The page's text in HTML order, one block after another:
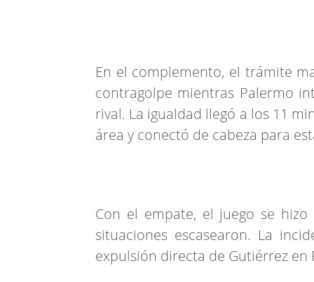
En el complemento, el trámite
contragolpe mientras Palermo
rival. La igualdad llegó a los 11
área y conectó de cabeza para
Con el empate, el juego se
situaciones escasearon. La
expulsión directa de Gutiérrez en